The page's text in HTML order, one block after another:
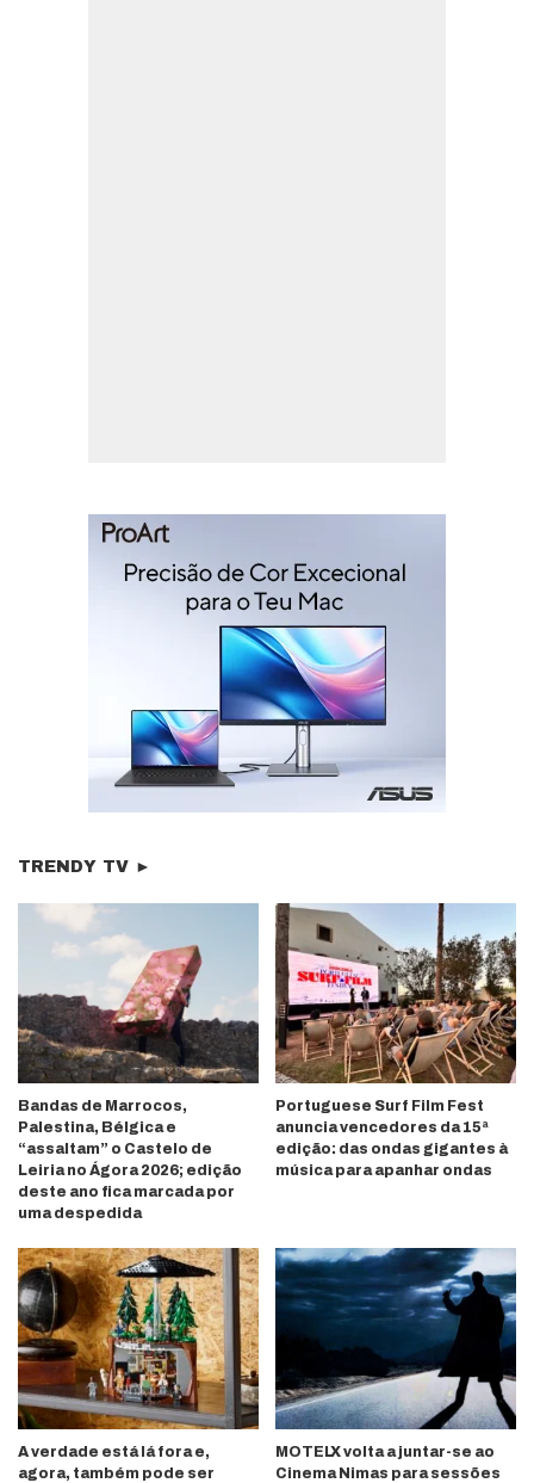
TRENDY TV ►
Bandas de Marrocos,
Palestina, Bélgica e
“assaltam” o Castelo de
Leiria no Ágora 2026; edição
deste ano fica marcada por
uma despedida
Portuguese Surf Film Fest
anuncia vencedores da 15ª
edição: das ondas gigantes à
música para apanhar ondas
A verdade está lá fora e,
agora, também pode ser
MOTELX volta a juntar-se ao
Cinema Nimas para sessões